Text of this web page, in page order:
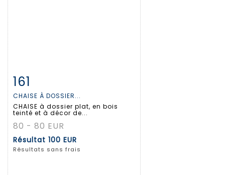
Fiche détaillée
161
CHAISE À DOSSIER...
CHAISE à dossier plat, en bois
teinté et à décor de...
80 - 80 EUR
Résultat 100 EUR
Résultats sans frais